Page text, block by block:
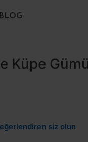
BLOG
Küpe
siz olun